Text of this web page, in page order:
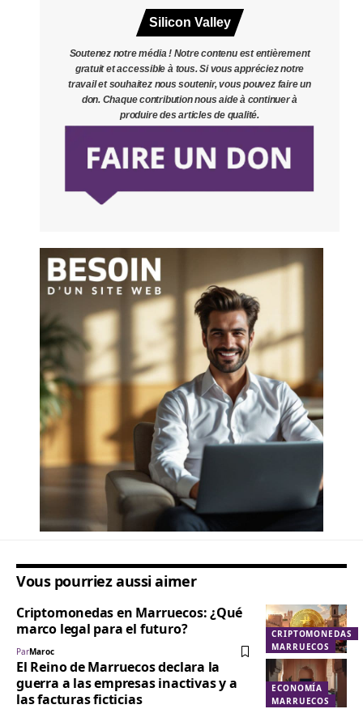
Silicon Valley
Soutenez notre média ! Notre contenu est entièrement
gratuit et accessible à tous. Si vous appréciez notre
travail et souhaitez nous soutenir, vous pouvez faire un
don. Chaque contribution nous aide à continuer à
produire des articles de qualité.
Vous pourriez aussi aimer
CRIPTOMONEDAS
MARRUECOS
Criptomonedas en Marruecos: ¿Qué
marco legal para el futuro?
ParMaroc
ECONOMÍA
MARRUECOS
El Reino de Marruecos declara la
guerra a las empresas inactivas y a
las facturas ficticias